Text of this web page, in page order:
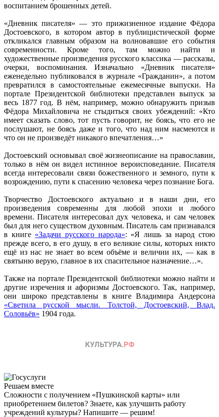
воспитанием брошенных детей.
«Дневник писателя» — это прижизненное издание Фёдора
Достоевского, в котором автор в публицистической форме
откликался главным образом на волновавшие его события
современности. Кроме того, там можно найти и
художественные произведения русского классика — рассказы,
очерки, воспоминания. Изначально «Дневник писателя»
еженедельно публиковался в журнале «Гражданин», а потом
превратился в самостоятельные ежемесячные выпуски. На
портале Президентской библиотеки представлен выпуск за
весь 1877 год. В нём, например, можно обнаружить призыв
Фёдора Михайловича не стыдиться своих убеждений: «Кто
имеет сказать слово, тот пусть говорит, не боясь, что его не
послушают, не боясь даже и того, что над ним насмеются и
что он не произведёт никакого впечатления…»
Достоевский основывал своё жизнеописание на православии,
только в нём он видел истинное вероисповедание. Писателя
всегда интересовали связи божественного и земного, пути к
возрождению, пути к спасению человека через познание Бога.
Творчество Достоевского актуально и в наши дни, его
произведения современны для любой эпохи и любого
времени. Писателя интересовал дух человека, и сам человек
был для него существом духовным. Писатель сам признавался
в книге «Задачи русского народа»: «Я лишь за народ стою
прежде всего, в его душу, в его великие силы, которых никто
ещё из нас не знает во всем объёме и величии их, — как в
святыню верую, главное в их спасительное назначение…».
Также на портале Президентской библиотеки можно найти и
другие изречения и афоризмы Достоевского. Так, например,
они широко представлены в книге Владимира Андерсона
«Светила русской мысли. Толстой, Достоевский, Влад.
Соловьёв» 1904 года.
Решаем вместе
Сложности с получением «Пушкинской карты» или
приобретением билетов? Знаете, как улучшить работу
учреждений культуры? Напишите — решим!